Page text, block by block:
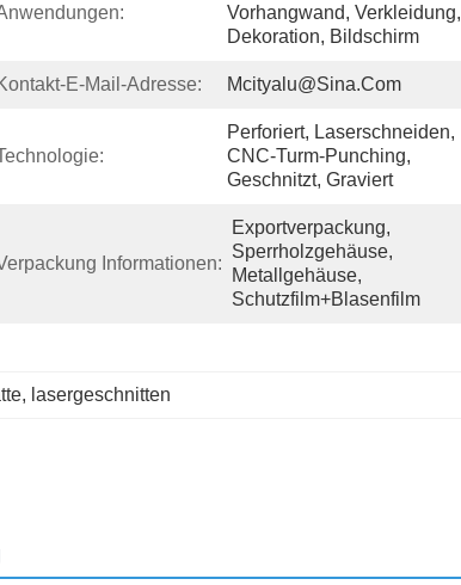
Vorhangwand, Verkleidung,
Dekoration, Bildschirm
E-Mail-Adresse: Mcityalu@sina.com
Perforiert, Laserschneiden,
CNC-Turm-Punching,
Geschnitzt, Graviert
Informationen:
Exportverpackung,
Sperrholzgehäuse,
Metallgehäuse,
Schutzfilm+Blasenfilm
, lasergeschnitten